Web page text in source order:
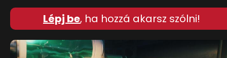
Lépj be, ha hozzá akarsz szólni!